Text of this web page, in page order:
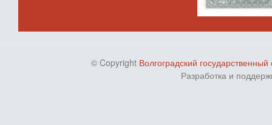
© Copyright Волгоградский
Разработка и